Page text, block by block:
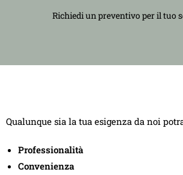
Richiedi un preventivo per il tuo
Qualunque sia la tua esigenza da noi
Professionalità
Convenienza